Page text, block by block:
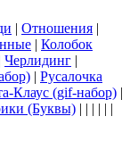
| Отношения |
| Колобок
Черлидинг |
| Русалочка
Клаус (gif-набор) |
(Буквы) | | | | | |